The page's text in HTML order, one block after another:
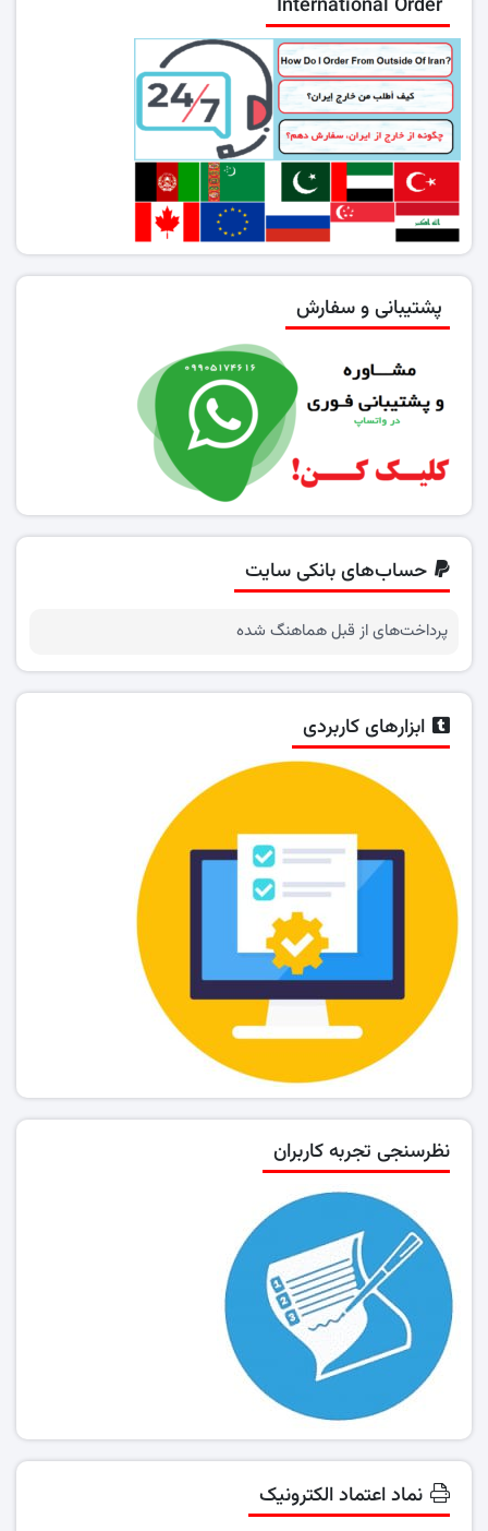
International Order
پشتیبانی و سفارش
حساب‌های بانکی سایت
پرداخت‌های از قبل هماهنگ شده
ابزارهای کاربردی
نظرسنجی تجربه کاربران
نماد اعتماد الکترونیک